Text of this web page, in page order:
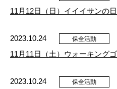
11月12日（日）イイイサンの
2023.10.24 保全活動
11月11日（土）ウォーキング
2023.10.24 保全活動